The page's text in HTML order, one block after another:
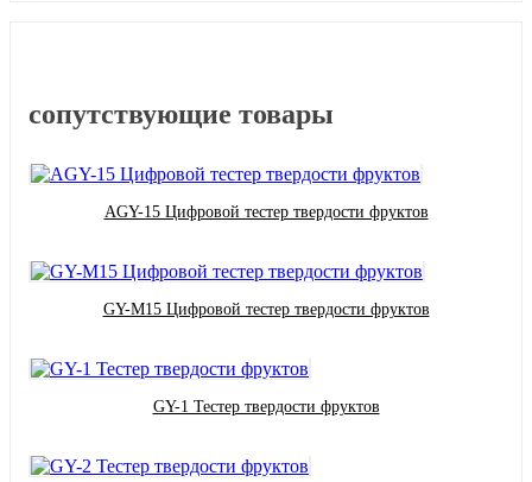
сопутствующие товары
AGY-15 Цифровой тестер твердости фруктов
GY-M15 Цифровой тестер твердости фруктов
GY-1 Тестер твердости фруктов